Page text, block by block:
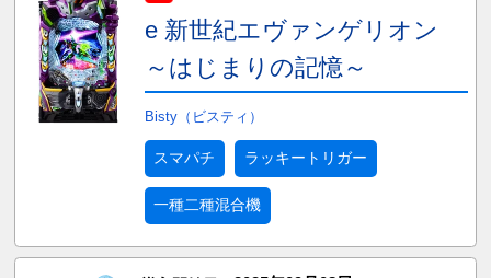
e 新世紀エヴァンゲリオン
～はじまりの記憶～
Bisty（ビスティ）
スマパチ ラッキートリガー
一種二種混合機